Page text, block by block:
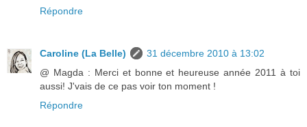
Répondre
Caroline (La Belle)
31 décembre 2010 à 13:02
@ Magda : Merci et bonne et heureuse année 2011 à toi
aussi! J'vais de ce pas voir ton moment !
Répondre